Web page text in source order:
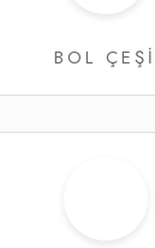
BOL